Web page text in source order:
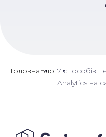
ГоловнаБлог7 способів
Analytics на